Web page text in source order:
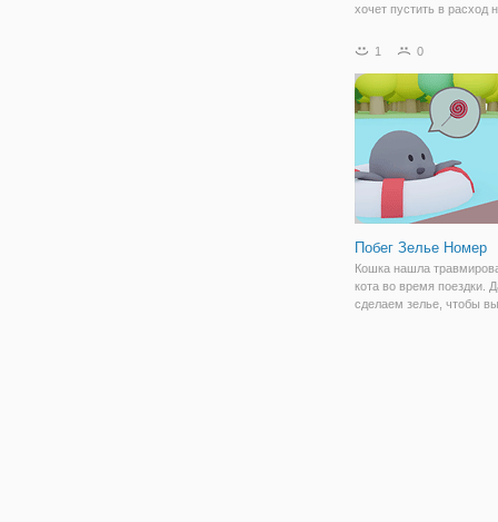
хочет пустить в расход
деликатесов. В веселой
Беги" мы будем
этой
1 0
Побег Зелье Номер
Кошка нашла
кота во время поездки.
сделаем зелье, чтобы